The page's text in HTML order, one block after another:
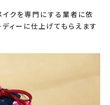
イクを専門にする業者に依
ィーに仕上げてもらえます